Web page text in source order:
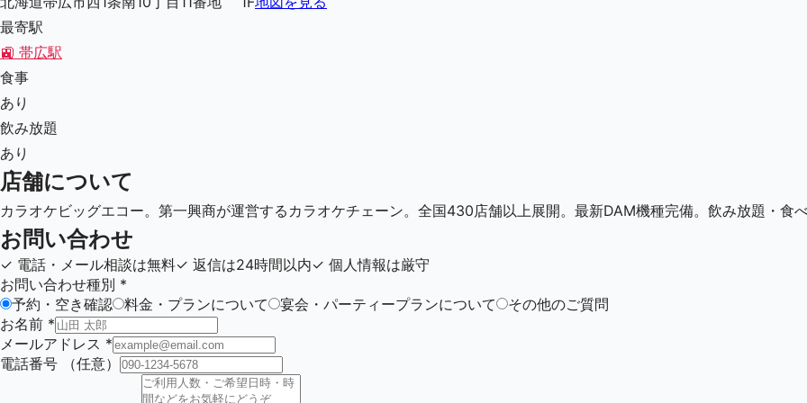
最寄駅
🚉 帯広駅
食事
あり
飲み放題
あり
店舗について
カラオケビッグエコー。第一興商が運営するカラオケチェーン。全国430店舗以上展開。最新DAM機種完備。飲み放題・食べ
お問い合わせ
✓ 電話・メール相談は無料✓ 返信は24時間以内✓ 個人情報は厳守
お問い合わせ種別 *
予約・空き確認
料金・プランについて 宴会・パーティープランについて
その他のご質問
お名前 *
メールアドレス *
電話番号
（任意）